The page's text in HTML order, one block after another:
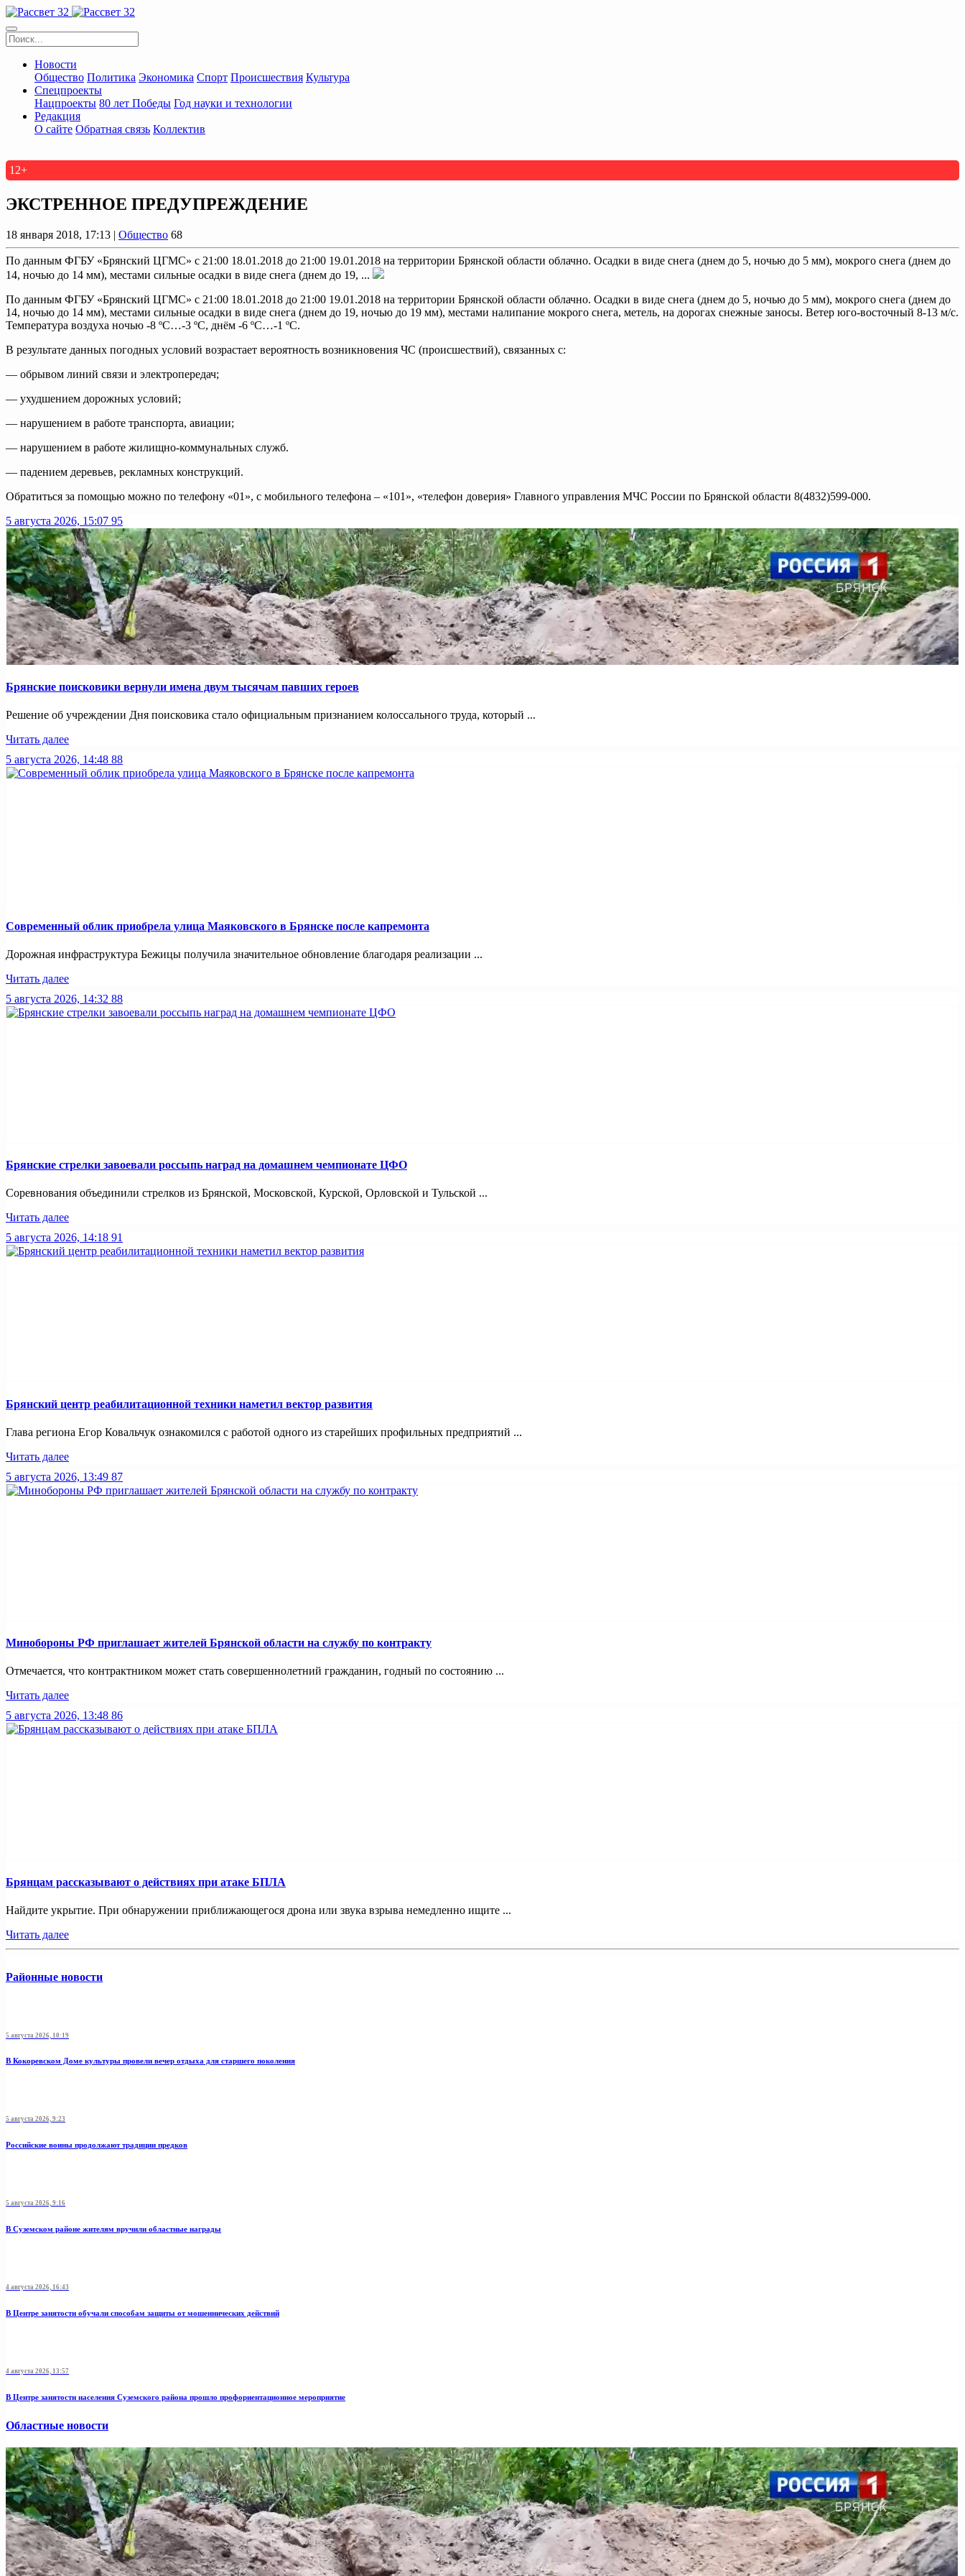
Новости
Общество Политика Экономика Спорт Происшествия Культура
Спецпроекты
Нацпроекты 80 лет Победы Год науки и технологии
Редакция
О сайте Обратная связь Коллектив
12+
ЭКСТРЕННОЕ ПРЕДУПРЕЖДЕНИЕ
18 января 2018, 17:13 | Общество 68
По данным ФГБУ «Брянский ЦГМС» с 21:00 18.01.2018 до 21:00 19.01.2018 на территории Брянской области облачно. Осадки в виде снега (днем до 5, ночью до 5 мм), мокрого снега (днем до
14, ночью до 14 мм), местами сильные осадки в виде снега (днем до 19, ...
По данным ФГБУ «Брянский ЦГМС» с 21:00 18.01.2018 до 21:00 19.01.2018 на территории Брянской области облачно. Осадки в виде снега (днем до 5, ночью до 5 мм), мокрого снега (днем до
14, ночью до 14 мм), местами сильные осадки в виде снега (днем до 19, ночью до 19 мм), местами налипание мокрого снега, метель, на дорогах снежные заносы. Ветер юго-восточный 8-13 м/с.
Температура воздуха ночью -8 ºC…-3 ºC, днём -6 ºC…-1 ºC.
В результате данных погодных условий возрастает вероятность возникновения ЧС (происшествий), связанных с:
— обрывом линий связи и электропередач;
— ухудшением дорожных условий;
— нарушением в работе транспорта, авиации;
— нарушением в работе жилищно-коммунальных служб.
— падением деревьев, рекламных конструкций.
Обратиться за помощью можно по телефону «01», с мобильного телефона – «101», «телефон доверия» Главного управления МЧС России по Брянской области 8(4832)599-000.
5 августа 2026, 15:07 95
Брянские поисковики вернули имена двум тысячам павших героев
Решение об учреждении Дня поисковика стало официальным признанием колоссального труда, который ...
Читать далее
5 августа 2026, 14:48 88
Современный облик приобрела улица Маяковского в Брянске после капремонта
Дорожная инфраструктура Бежицы получила значительное обновление благодаря реализации ...
Читать далее
5 августа 2026, 14:32 88
Брянские стрелки завоевали россыпь наград на домашнем чемпионате ЦФО
Соревнования объединили стрелков из Брянской, Московской, Курской, Орловской и Тульской ...
Читать далее
5 августа 2026, 14:18 91
Брянский центр реабилитационной техники наметил вектор развития
Глава региона Егор Ковальчук ознакомился с работой одного из старейших профильных предприятий ...
Читать далее
5 августа 2026, 13:49 87
Минобoроны РФ приглaшaет житeлeй Брянской области на службу по контракту
Отмечается, что контрактником может стать совершеннолетний гражданин, годный по состоянию ...
Читать далее
5 августа 2026, 13:48 86
Брянцам рассказывают о действиях при атаке БПЛА
Найдите укрытие. При обнаружении приближающегося дрона или звука взрыва немедленно ищите ...
Читать далее
Районные новости
5 августа 2026, 10:19
В Кокоревском Доме культуры провели вечер отдыха для старшего поколения
5 августа 2026, 9:23
Российские воины продолжают традиции предков
5 августа 2026, 9:16
В Суземском районе жителям вручили областные награды
4 августа 2026, 16:43
В Центре занятости обучали способам защиты от мошеннических действий
4 августа 2026, 13:57
В Центре занятости населения Суземского района прошло профориентационное мероприятие
Областные новости